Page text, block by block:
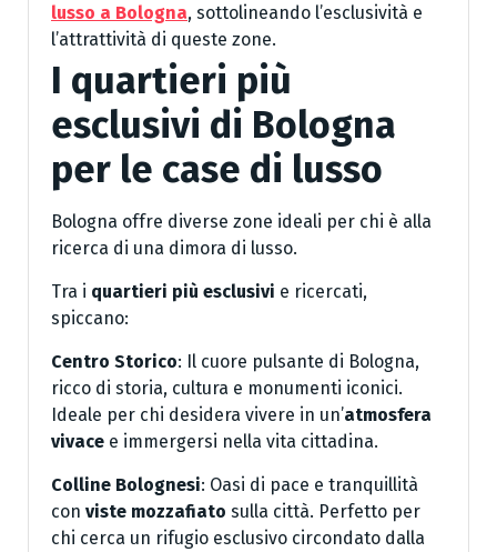
lusso a Bologna, sottolineando l’esclusività e
l’attrattività di queste zone.
I quartieri più
esclusivi di Bologna
per le case di lusso
Bologna offre diverse zone ideali per chi è alla
ricerca di una dimora di lusso.
Tra i quartieri più esclusivi e ricercati,
spiccano:
Centro Storico: Il cuore pulsante di Bologna,
ricco di storia, cultura e monumenti iconici.
Ideale per chi desidera vivere in un’atmosfera
vivace e immergersi nella vita cittadina.
Colline Bolognesi: Oasi di pace e tranquillità
con viste mozzafiato sulla città. Perfetto per
chi cerca un rifugio esclusivo circondato dalla